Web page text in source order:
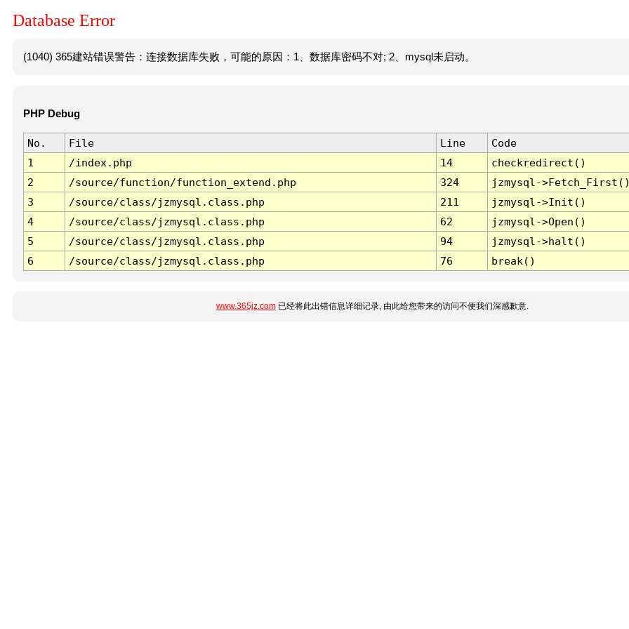
Database Error
(1040) 365建站错误警告：连接数据库失败，可能的原因：1、数据库密码不对; 2、mysql未启动。
PHP Debug
No. File Line
Code
1
/index.php 14
checkredirect()
2
/source/function/function_extend.php 324
jzmysql-
3
/source/class/jzmysql.class.php 211
jzmysql->Init()
4
/source/class/jzmysql.class.php 62
jzmysql->Open()
5
/source/class/jzmysql.class.php 94
jzmysql->halt()
6
/source/class/jzmysql.class.php 76 break()
www.365jz.com已经将此出错信息详细记录, 由此给您带来的访问不便我们深感歉意.